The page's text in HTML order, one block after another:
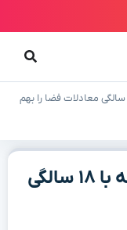
از دهات تا آسمان: پسری که با ۱۸ سالگی معادلات فضا را بهم
از دهات تا آسمان: پسری که با ۱۸ سالگی